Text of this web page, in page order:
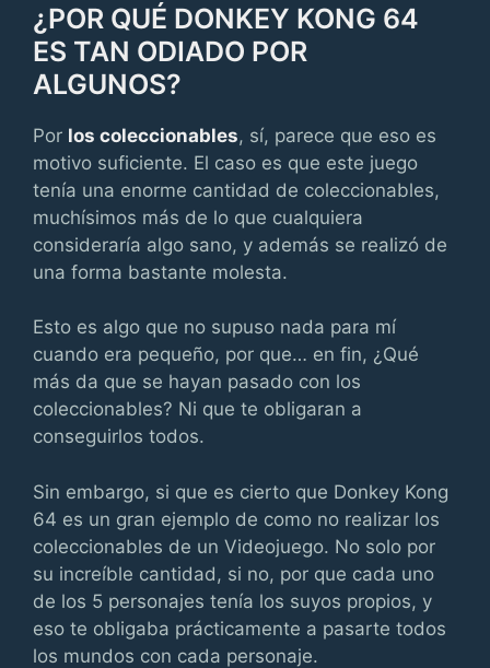
¿POR QUÉ DONKEY KONG 64
ES TAN ODIADO POR
ALGUNOS?
Por los coleccionables, sí, parece que eso es
motivo suficiente. El caso es que este juego
tenía una enorme cantidad de coleccionables,
muchísimos más de lo que cualquiera
consideraría algo sano, y además se realizó de
una forma bastante molesta.
Esto es algo que no supuso nada para mí
cuando era pequeño, por que… en fin, ¿Qué
más da que se hayan pasado con los
coleccionables? Ni que te obligaran a
conseguirlos todos.
Sin embargo, si que es cierto que Donkey Kong
64 es un gran ejemplo de como no realizar los
coleccionables de un Videojuego. No solo por
su increíble cantidad, si no, por que cada uno
de los 5 personajes tenía los suyos propios, y
eso te obligaba prácticamente a pasarte todos
los mundos con cada personaje.